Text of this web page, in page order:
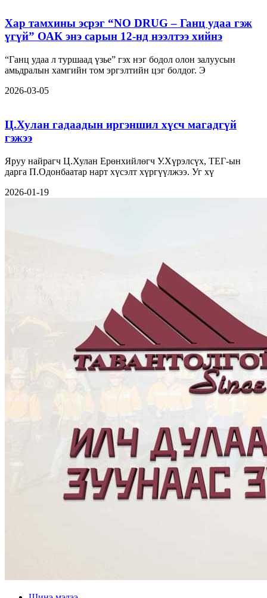
Хар тамхины эсрэг “NO DRUG – Ганц удаа гэж
үгүй” ОАК энэ сарын 12-нд нээлтээ хийнэ
“Ганц удаа л туршаад үзье” гэх нэг бодол олон залуусын
амьдралын хамгийн том эргэлтийн цэг болдог. Э
2026-03-05
Ц.Хулан гадаадын иргэншил хүсч магадгүй
гэжээ
Яруу найрагч Ц.Хулан Ерөнхийлөгч У.Хүрэлсүх, ТЕГ-ын
дарга П.Одонбаатар нарт хүсэлт хүргүүлжээ. Уг хү
2026-01-19